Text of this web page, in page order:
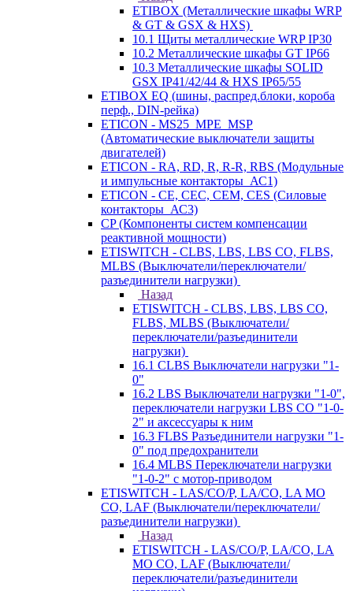
ETIBOX (Металлические шкафы WRP
& GT & GSX & HXS)
10.1 Щиты металлические WRP IP30
10.2 Металлические шкафы GT IP66
10.3 Металлические шкафы SOLID
GSX IP41/42/44 & HXS IP65/55
ETIBOX EQ (шины, распред.блоки, короба
перф., DIN-рейка)
ETICON - MS25_MPE_MSP
(Автоматические выключатели защиты
двигателей)
ETICON - RA, RD, R, R-R, RBS (Модульные
и импульсные контакторы_АС1)
ETICON - CE, CEC, CEM, CES (Силовые
контакторы_АС3)
CP (Компоненты систем компенсации
реактивной мощности)
ETISWITCH - CLBS, LBS, LBS CO, FLBS,
MLBS (Выключатели/переключатели/
разъединители нагрузки)
Назад
ETISWITCH - CLBS, LBS, LBS CO,
FLBS, MLBS (Выключатели/
переключатели/разъединители
нагрузки)
16.1 CLBS Выключатели нагрузки "1-
0"
16.2 LBS Выключатели нагрузки "1-0",
переключатели нагрузки LBS CO "1-0-
2" и аксессуары к ним
16.3 FLBS Разъединители нагрузки "1-
0" под предохранители
16.4 MLBS Переключатели нагрузки
"1-0-2" с мотор-приводом
ETISWITCH - LAS/CO/P, LA/CO, LA MO
CO, LAF (Выключатели/переключатели/
разъединители нагрузки)
Назад
ETISWITCH - LAS/CO/P, LA/CO, LA
MO CO, LAF (Выключатели/
переключатели/разъединители